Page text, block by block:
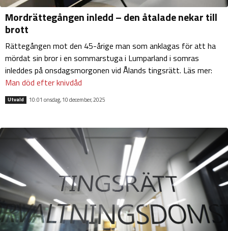
Mordrättegången inledd – den åtalade nekar till
brott
Rättegången mot den 45-årige man som anklagas för att ha
mördat sin bror i en sommarstuga i Lumparland i somras
inleddes på onsdagsmorgonen vid Ålands tingsrätt. Läs mer:
Man död efter knivdåd
Utvald 10:01 onsdag, 10 december, 2025